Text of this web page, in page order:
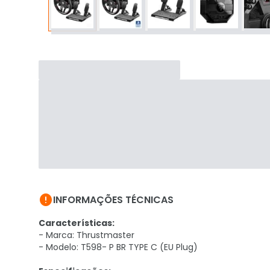
INFORMAÇÕES TÉCNICAS
Características:
- Marca: Thrustmaster
- Modelo: T598- P BR TYPE C (EU Plug)